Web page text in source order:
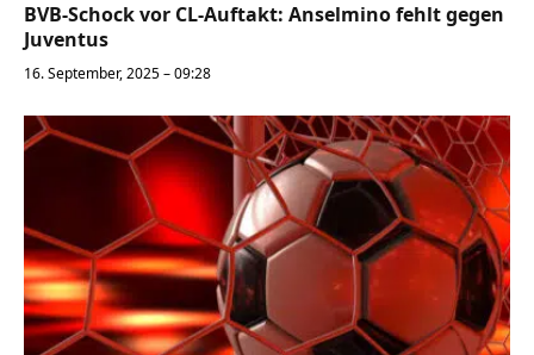
BVB-Schock vor CL-Auftakt: Anselmino fehlt gegen
Juventus
16. September, 2025 – 09:28